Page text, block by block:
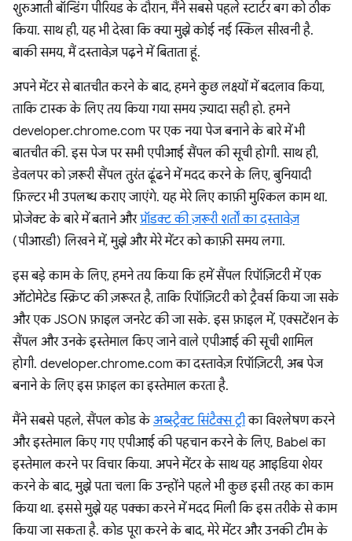
शुरुआती बॉन्डिंग पीरियड के दौरान, मैंने सबसे पहले स्टार्टर बग को ठीक
किया. साथ ही, यह भी देखा कि क्या मुझे कोई नई स्किल सीखनी है.
बाकी समय, मैं दस्तावेज़ पढ़ने में बिताता हूं.
अपने मेंटर से बातचीत करने के बाद, हमने कुछ लक्ष्यों में बदलाव किया,
ताकि टास्क के लिए तय किया गया समय ज़्यादा सही हो. हमने
developer.chrome.com पर एक नया पेज बनाने के बारे में भी
बातचीत की. इस पेज पर सभी एपीआई सैंपल की सूची होगी. साथ ही,
डेवलपर को ज़रूरी सैंपल तुरंत ढूंढने में मदद करने के लिए, बुनियादी
फ़िल्टर भी उपलब्ध कराए जाएंगे. यह मेरे लिए काफ़ी मुश्किल काम था.
प्रोजेक्ट के बारे में बताने औरप्रॉडक्ट की ज़रूरी शर्तों का दस्तावेज़
(पीआरडी) लिखने में, मुझे और मेरे मेंटर को काफ़ी समय लगा.
इस बड़े काम के लिए, हमने तय किया कि हमें सैंपल रिपॉज़िटरी में एक
ऑटोमेटेड स्क्रिप्ट की ज़रूरत है, ताकि रिपॉज़िटरी को ट्रैवर्स किया जा सके
और एक JSON फ़ाइल जनरेट की जा सके. इस फ़ाइल में, एक्सटेंशन के
सैंपल और उनके इस्तेमाल किए जाने वाले एपीआई की सूची शामिल
होगी. developer.chrome.com का दस्तावेज़ रिपॉज़िटरी, अब पेज
बनाने के लिए इस फ़ाइल का इस्तेमाल करता है.
मैंने सबसे पहले, सैंपल कोड केअब्स्ट्रैक्ट सिंटैक्स ट्रीका विश्लेषण करने
और इस्तेमाल किए गए एपीआई की पहचान करने के लिए, Babel का
इस्तेमाल करने पर विचार किया. अपने मेंटर के साथ यह आइडिया शेयर
करने के बाद, मुझे पता चला कि उन्होंने पहले भी कुछ इसी तरह का काम
किया था. इससे मुझे यह पक्का करने में मदद मिली कि इस तरीके से काम
किया जा सकता है. कोड पूरा करने के बाद, मेरे मेंटर और उनकी टीम के